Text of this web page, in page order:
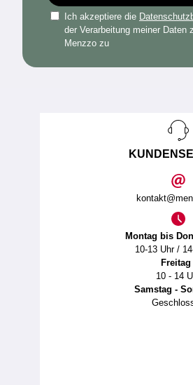
Ich akzeptiere die
der Verarbeitung meiner Daten
Menzzo zu
Montag bis
10-13 Uhr /
Freitag
10 - 14
Samstag -